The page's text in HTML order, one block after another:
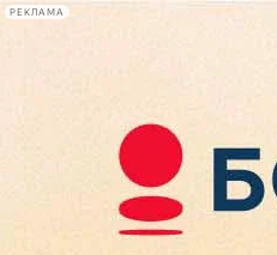
РЕКЛАМА
Сегодня:
2026.08.09
06:46
Афиша Plus